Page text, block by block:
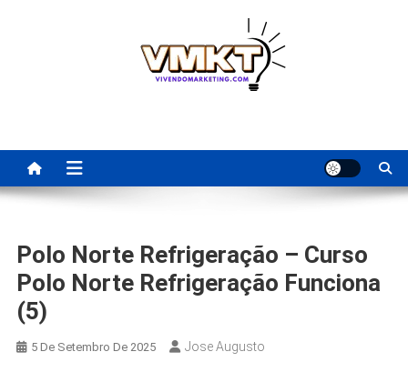
Para Revenda | Vivendo
Marketing
Polo Norte Refrigeração – Curso
Polo Norte Refrigeração Funciona
(5)
5 De Setembro De 2025 Jose Augusto